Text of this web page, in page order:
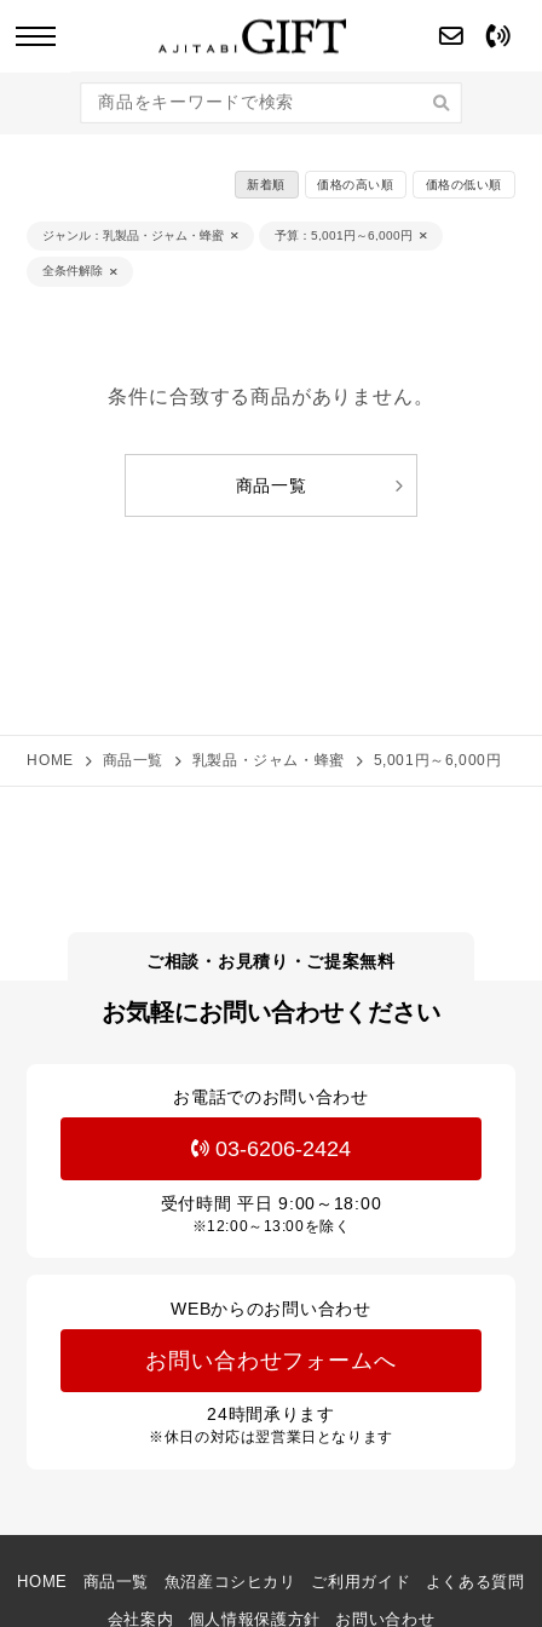
のギフト商品をご提案します。
新着順 価格の高い順 価格の低い順
ジャンル 乳製品・ジャム・蜂蜜 予算 5,001円～6,000円
全条件解除
条件に合致する商品がありません。
商品一覧
HOME 商品一覧 乳製品・ジャム・蜂蜜 5,001円～6,000円
お気軽にお問い合わせください
お電話でのお問い合わせ
03-6206-2424
受付時間 平日9:00～18:00
※12:00～13:00を除く
WEBからのお問い合わせ
お問い合わせフォームへ
24時間承ります
※休日の対応は翌営業日となります
HOME 商品一覧 魚沼産コシヒカリ ご利用ガイド よくある質問
会社案内 個人情報保護方針 お問い合わせ